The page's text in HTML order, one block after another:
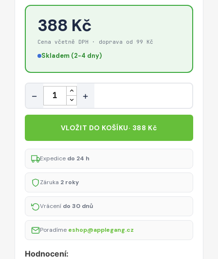
–
černý
388 Kč
Cena včetně DPH · doprava od 99 Kč
Skladem (2-4 dny)
Množství
− +
VLOŽIT DO KOŠÍKU· 388 Kč
Expedice do 24 h
Záruka 2 roky
Vrácení do 30 dnů
Poradíme eshop@applegang.cz
Hodnocení: